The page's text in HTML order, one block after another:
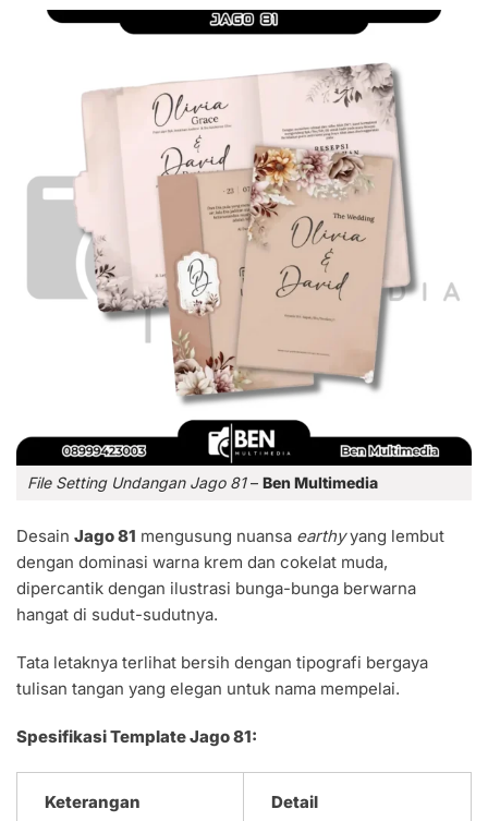
File Setting Undangan Jago 81– Ben Multimedia
Desain Jago 81 mengusung nuansa earthyyang lembut
dengan dominasi warna krem dan cokelat muda,
dipercantik dengan ilustrasi bunga-bunga berwarna
hangat di sudut-sudutnya.
Tata letaknya terlihat bersih dengan tipografi bergaya
tulisan tangan yang elegan untuk nama mempelai.
Spesifikasi Template Jago 81:
Keterangan Detail